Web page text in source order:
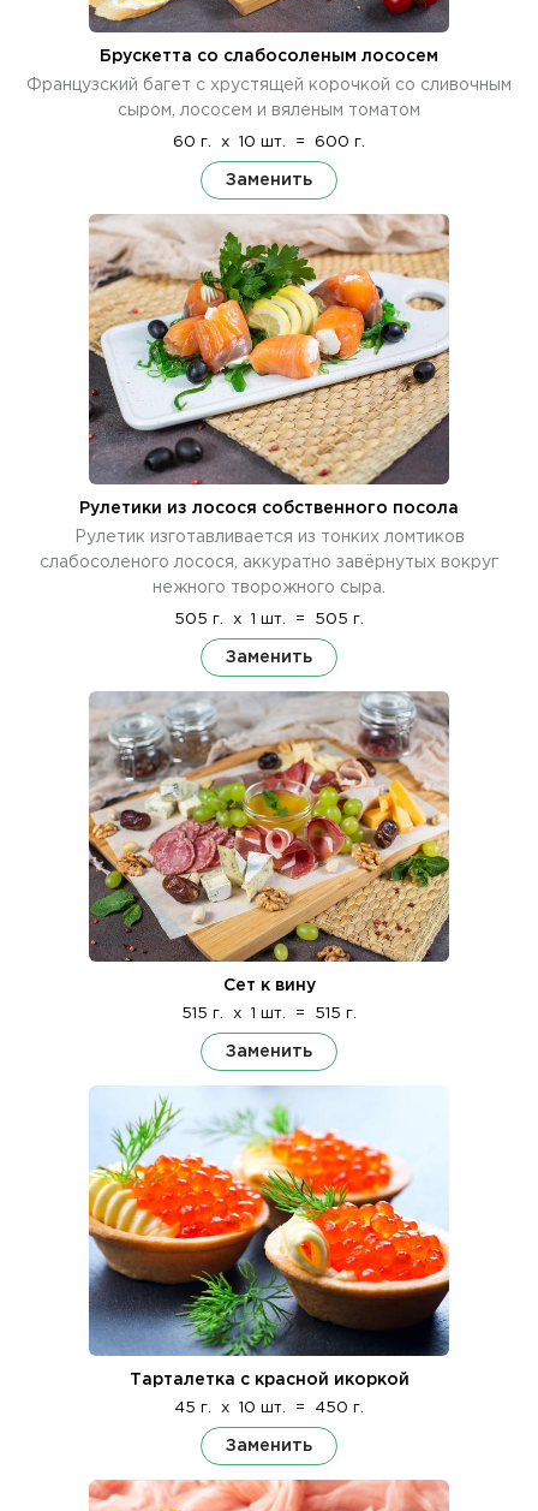
Брускетта со слабосоленым лососем
Французский багет с хрустящей корочкой со сливочным
сыром, лососем и вяленым томатом
60 г. x 10 шт. = 600 г.
Заменить
Рулетики из лосося собственного посола
Рулетик изготавливается из тонких ломтиков
слабосоленого лосося, аккуратно завёрнутых вокруг
нежного творожного сыра.
505 г. x 1 шт. = 505 г.
Заменить
Сет к вину
515 г. x 1 шт. = 515 г.
Заменить
Тарталетка с красной икоркой
45 г. x 10 шт. = 450 г.
Заменить